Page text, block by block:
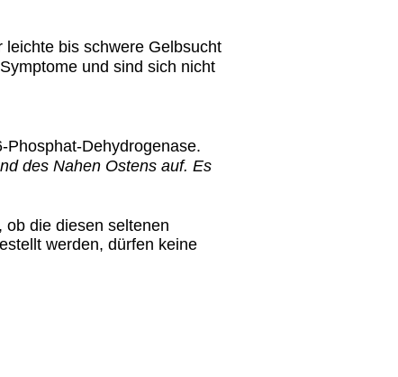
bis schwere Gelbsucht
und sind sich nicht
Phosphat-Dehydrogenase.
des Nahen Ostens auf. Es
die diesen seltenen
werden, dürfen keine